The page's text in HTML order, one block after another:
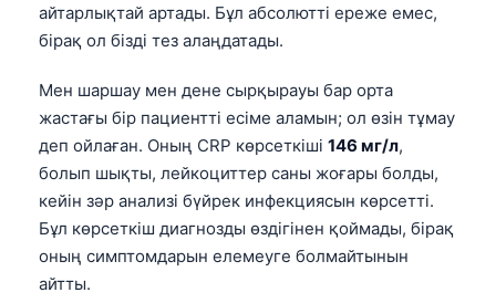
айтарлықтай артады. Бұл абсолютті ереже емес,
бірақ ол бізді тез алаңдатады.
Мен шаршау мен дене сырқырауы бар орта
жастағы бір пациентті есіме аламын; ол өзін тұмау
деп ойлаған. Оның CRP көрсеткіші 146 мг/л,
болып шықты, лейкоциттер саны жоғары болды,
кейін зәр анализі бүйрек инфекциясын көрсетті.
Бұл көрсеткіш диагнозды өздігінен қоймады, бірақ
оның симптомдарын елемеуге болмайтынын
айтты.
Հայերեն
Íslenska
Српски језик
Svenska
Bosanski
Azərbaycan dili
Eesti
日本語